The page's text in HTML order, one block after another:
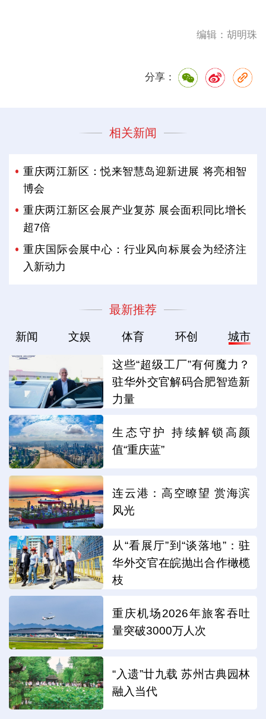
编辑：胡明珠
分享：
相关新闻
重庆两江新区：悦来智慧岛迎新进展 将亮相智
博会
重庆两江新区会展产业复苏 展会面积同比增长
超7倍
重庆国际会展中心：行业风向标展会为经济注
入新动力
最新推荐
新闻 文娱 体育 环创 城市
这些“超级工厂”有何魔力？
驻华外交官解码合肥智造新
力量
生态守护 持续解锁高颜
值“重庆蓝”
连云港：高空瞭望 赏海滨
风光
从“看展厅”到“谈落地”：驻
华外交官在皖抛出合作橄榄
枝
重庆机场2026年旅客吞吐
量突破3000万人次
“入遗”廿九载 苏州古典园林
融入当代